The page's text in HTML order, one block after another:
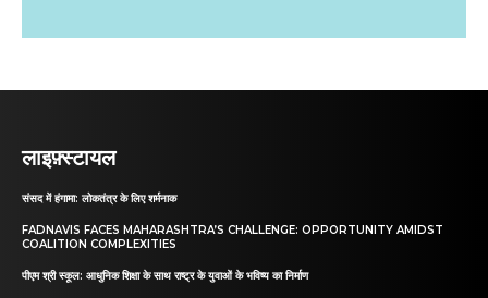
लाइफ़्स्टायल
संसद में हंगामा: लोकतंत्र के लिए शर्मनाक
FADNAVIS FACES MAHARASHTRA’S CHALLENGE: OPPORTUNITY AMIDST
COALITION COMPLEXITIES
पीएम श्री स्कूल: आधुनिक शिक्षा के साथ राष्ट्र के युवाओं के भविष्य का निर्माण